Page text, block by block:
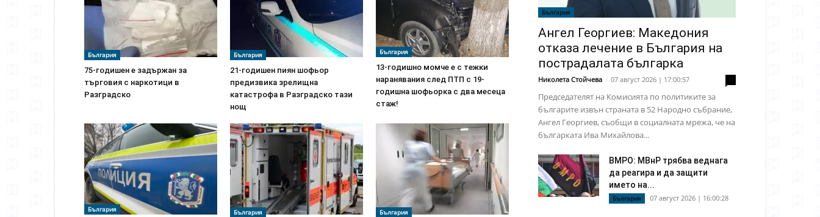
България
75-годишен е задържан за
търговия с наркотици в
Разградско
България
21-годишен пиян шофьор
предизвика зрелищна
катастрофа в Разградско тази
нощ
България
13-годишно момче е с тежки
наранявания след ПТП с 19-
годишна шофьорка с два месеца
стаж!
България България България
България
Ангел Георгиев: Македония
отказа лечение в България на
пострадалата българка
Николета Стойчева - 07 август 2026 | 17:00:57
Председателят на Комисията по политиките за
българите извън страната в 52 Народно събрание,
Ангел Георгиев, съобщи в социалната мрежа, че на
българката Ива Михайлова...
ВМРО: МВнР трябва веднага
да реагира и да защити
името на...
България 07 август 2026 | 16:00:28